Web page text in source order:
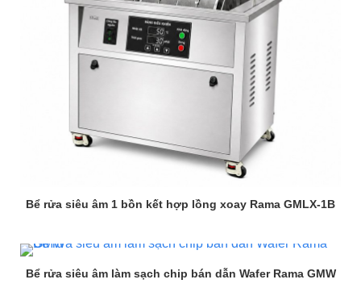
Bể rửa siêu âm 1 bồn kết hợp lồng xoay Rama GMLX-1B
Bể rửa siêu âm làm sạch chip bán dẫn Wafer Rama GMW